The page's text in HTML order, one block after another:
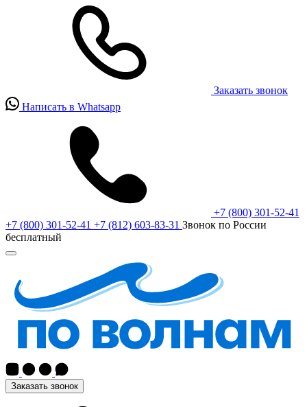
Заказать звонок
Написать в Whatsapp
+7 (800) 301-52-41
+7 (800) 301-52-41 +7 (812) 603-83-31 Звонок по России
бесплатный
Заказать звонок